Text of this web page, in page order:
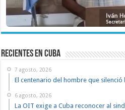
recientes en cuba
7 agosto, 2026
El centenario del hombre que
6 agosto, 2026
La OIT exige a Cuba reconocer al